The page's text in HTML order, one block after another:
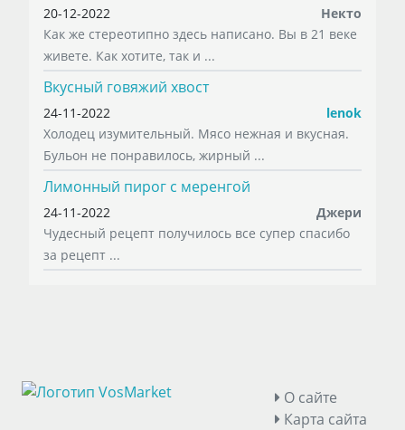
20-12-2022
Некто
Как же стереотипно здесь написано. Вы в 21 веке
живете. Как хотите, так и ...
Вкусный говяжий хвост
24-11-2022
lenok
Холодец изумительный. Мясо нежная и вкусная.
Бульон не понравилось, жирный ...
Лимонный пирог с меренгой
24-11-2022
Джери
Чудесный рецепт получилось все супер спасибо
за рецепт ...
О сайте
Карта сайта